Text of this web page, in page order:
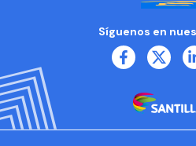
Síguenos en